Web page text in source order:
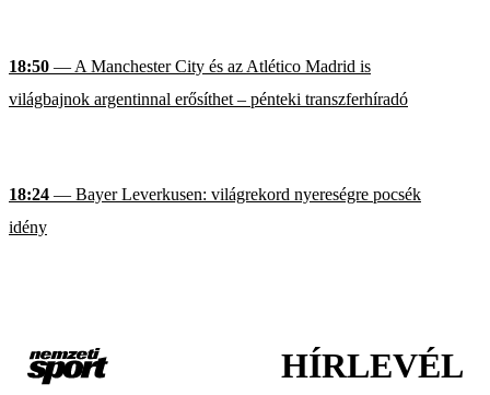
18:50 — A Manchester City és az Atlético Madrid is
világbajnok argentinnal erősíthet – pénteki transzferhíradó
18:24 — Bayer Leverkusen: világrekord nyereségre pocsék
idény
HÍRLEVÉL